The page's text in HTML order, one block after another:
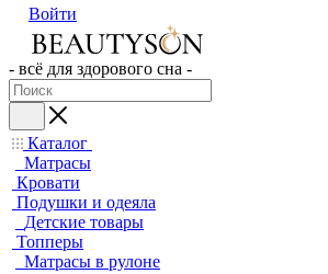
Войти
- всё для здорового сна -
Каталог
Матрасы
Кровати
Подушки и одеяла
Детские товары
Топперы
Матрасы в рулоне